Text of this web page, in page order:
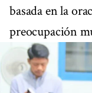
basada en la
preocupación